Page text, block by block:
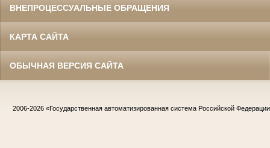
ВНЕПРОЦЕССУАЛЬНЫЕ ОБРАЩЕНИЯ
КАРТА САЙТА
ОБЫЧНАЯ ВЕРСИЯ САЙТА
2006-2026 «Государственная автоматизированная система Российской